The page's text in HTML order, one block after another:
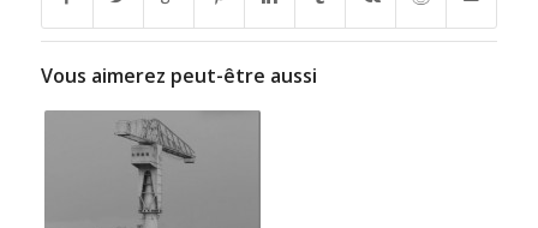
Vous aimerez peut-être aussi